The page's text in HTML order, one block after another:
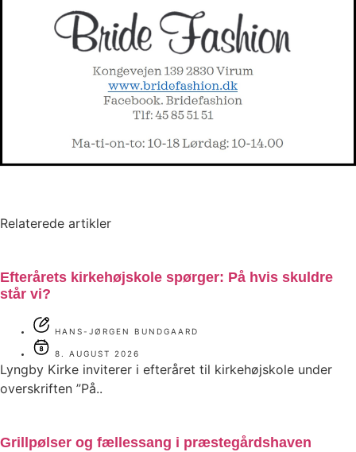
Relaterede artikler
Efterårets kirkehøjskole spørger: På hvis skuldre
står vi?
HANS-JØRGEN BUNDGAARD
8. AUGUST 2026
Lyngby Kirke inviterer i efteråret til kirkehøjskole under
overskriften ”På..
Grillpølser og fællessang i præstegårdshaven